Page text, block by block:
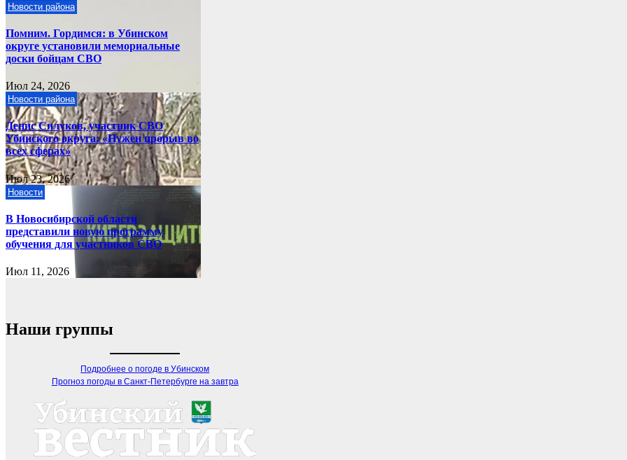
Новости района
Помним. Гордимся: в Убинском
округе установили мемориальные
доски бойцам СВО
Июл 24, 2026
Новости района
Денис Силуков, участник СВО
Убинского округа: «Нужен прорыв во
всех сферах»
Июл 23, 2026
Новости
В Новосибирской области
представили новую программу
обучения для участников СВО
Июл 11, 2026
Наши группы
Подробнее о погоде в Убинском
Прогноз погоды в Санкт-Петербурге на завтра